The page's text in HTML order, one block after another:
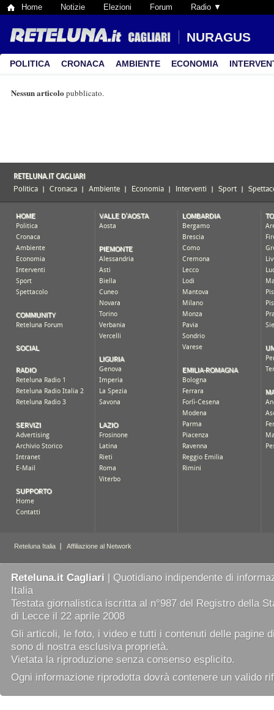
Home Notizie Elezioni Forum Radio ▼
NURAGUS
POLITICA CRONACA AMBIENTE ECONOMIA
Nessun articolo pubblicato.
Reteluna.it Cagliari | Quotidiano indipendente di
Italia
Testata giornalistica iscritta al n°987 del Registro della
di Lecce il 22 aprile 2008
Gli articoli, le foto, i video e tutti i contenuti delle pagine
sono di nostra esclusiva proprietà.
Vietata la riproduzione senza consenso esplicito.
Ogni informazione riprodotta dovrà contenere un valido